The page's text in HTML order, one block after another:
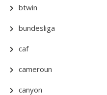
btwin
bundesliga
caf
cameroun
canyon